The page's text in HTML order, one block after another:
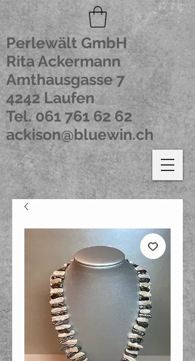
Perlewält GmbH
Rita Ackermann
Amthausgasse 7
4242 Laufen
Tel.061 761 62 62
ackison@bluewin.ch